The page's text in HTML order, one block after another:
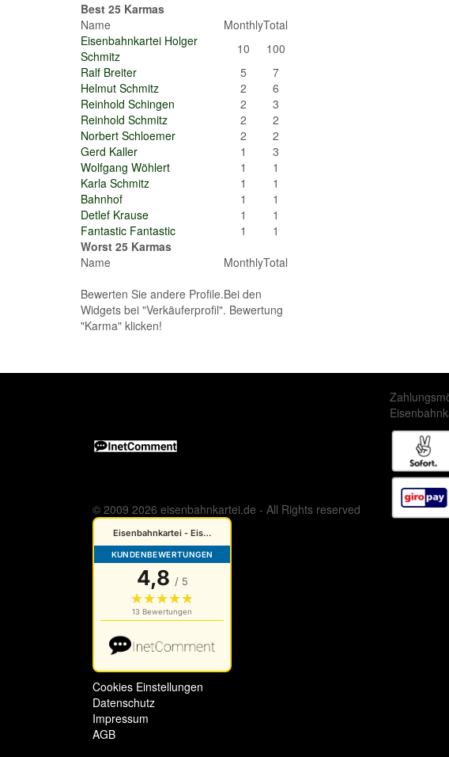
Best 25 Karmas
Name
MonthlyTotal
Eisenbahnkartei Holger
Schmitz
10
100
Ralf Breiter
5
7
Helmut Schmitz
2
6
Reinhold Schingen
2
3
Reinhold Schmitz
2
2
Norbert Schloemer
2
2
Gerd Kaller
1
3
Wolfgang Wöhlert
1
1
Karla Schmitz
1
1
Bahnhof
1
1
Detlef Krause
1
1
Fantastic Fantastic
1
1
Worst 25 Karmas
Name
MonthlyTotal
Bewerten Sie andere Profile.Bei den
Widgets bei "Verkäuferprofil". Bewertung
"Karma" klicken!
© 2009 2026 eisenbahnkartei.de - All Rights reserved
Cookies Einstellungen
Datenschutz
Impressum
AGB